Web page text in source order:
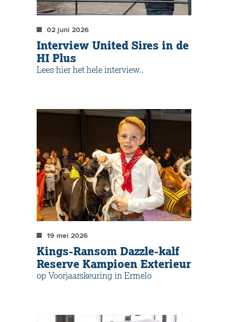
02 juni 2026
Interview United Sires in de
HI Plus
Lees hier het hele interview..
19 mei 2026
Kings-Ransom Dazzle-kalf
Reserve Kampioen Exterieur
op Voorjaarskeuring in Ermelo